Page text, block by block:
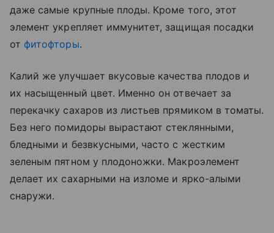
даже самые крупные плоды. Кроме того, этот
элемент укрепляет иммунитет, защищая посадки
от фитофторы.
Калий же улучшает вкусовые качества плодов и
их насыщенный цвет. Именно он отвечает за
перекачку сахаров из листьев прямиком в томаты.
Без него помидоры вырастают стеклянными,
бледными и безвкусными, часто с жестким
зеленым пятном у плодоножки. Макроэлемент
делает их сахарными на изломе и ярко-алыми
снаружи.